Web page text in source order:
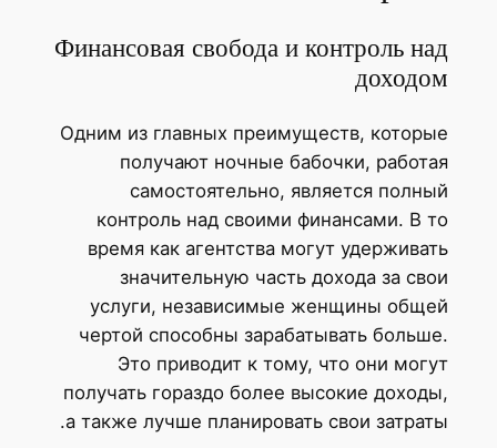
Финансовая свобода и контроль
Одним из главных преимуществ,
получают ночные бабочки,
самостоятельно, является
контроль над своими финансами. В
время как агентства могут
значительную часть дохода за
услуги, независимые женщины
чертой способны зарабатывать
Это приводит к тому, что они
получать гораздо более высокие
а также лучше планировать свои